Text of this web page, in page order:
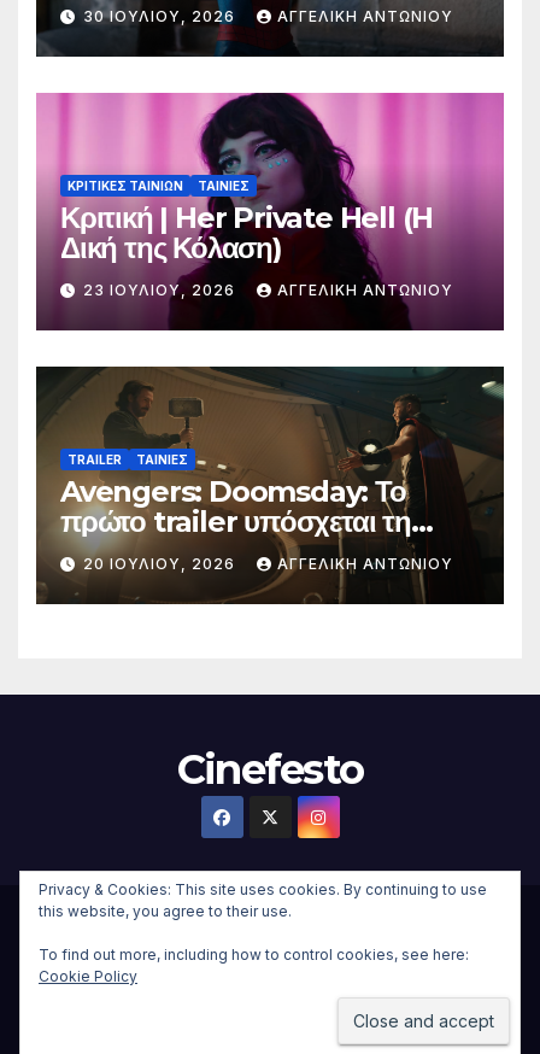
30 ΙΟΥΛΊΟΥ, 2026 ΑΓΓΕΛΙΚΉ ΑΝΤΩΝΊΟΥ
ΚΡΙΤΙΚΕΣ ΤΑΙΝΙΩΝ ΤΑΙΝΙΕΣ
Κριτική | Her Private Hell (H
Δική της Κόλαση)
23 ΙΟΥΛΊΟΥ, 2026 ΑΓΓΕΛΙΚΉ ΑΝΤΩΝΊΟΥ
TRAILER ΤΑΙΝΙΕΣ
Avengers: Doomsday: Το
πρώτο trailer υπόσχεται τη
μεγαλύτερη μάχη στην ιστορία
της Marvel
20 ΙΟΥΛΊΟΥ, 2026 ΑΓΓΕΛΙΚΉ ΑΝΤΩΝΊΟΥ
Cinefesto
WordPress|Θέμα:Newsup ChildαπόThemeansar.
Επικοινωνια
Privacy & Cookies: This site uses cookies. By continuing to use
this website, you agree to their use.
To find out more, including how to control cookies, see here:
Cookie Policy